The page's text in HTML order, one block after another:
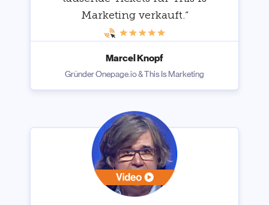
Marketing verkauft.“
Marcel Knopf
Gründer Onepage.io & This Is Marketing